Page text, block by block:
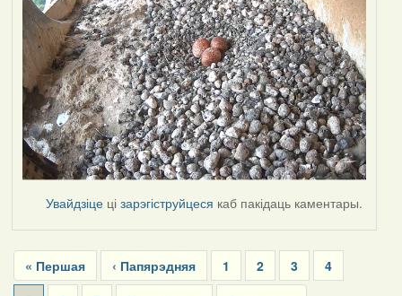
Увайдзіце цізарэгіструйцеся каб пакідаць каментары.
Pagination
First
page
« Першая
Previous
page
‹ Папярэдняя Page
1 Page
2 Page
3 Page
4